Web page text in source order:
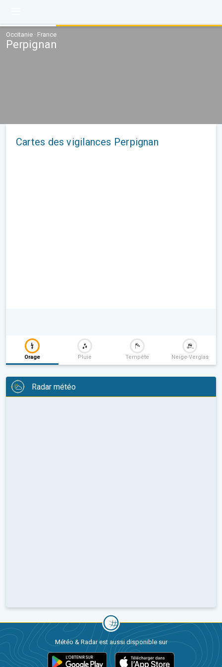
Occitanie · France
Perpignan
Cartes des vigilances Perpignan
Orage Pluie Tempête Neige-Verglas
Radar météo
Météo & Radar est aussi disponible sur